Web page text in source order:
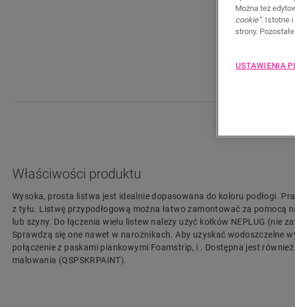
Właściwości produktu
Wysoka, prosta listwa jest idealnie dopasowana do koloru podłogi.
z tyłu. Listwę przypodłogową można łatwo zamontować za pomocą
lub szyny. Do łączenia wielu listew należy użyć kołków NEPLUG (nie
Sprawdzą się one nawet w narożnikach. Aby uzyskać wodoszczelne
połączenie z paskami piankowymi Foamstrip, i . Dostępna jest
malowania (QSPSKRPAINT).
Można też
cookie”. Istotne i
strony.
USTAWIENIA